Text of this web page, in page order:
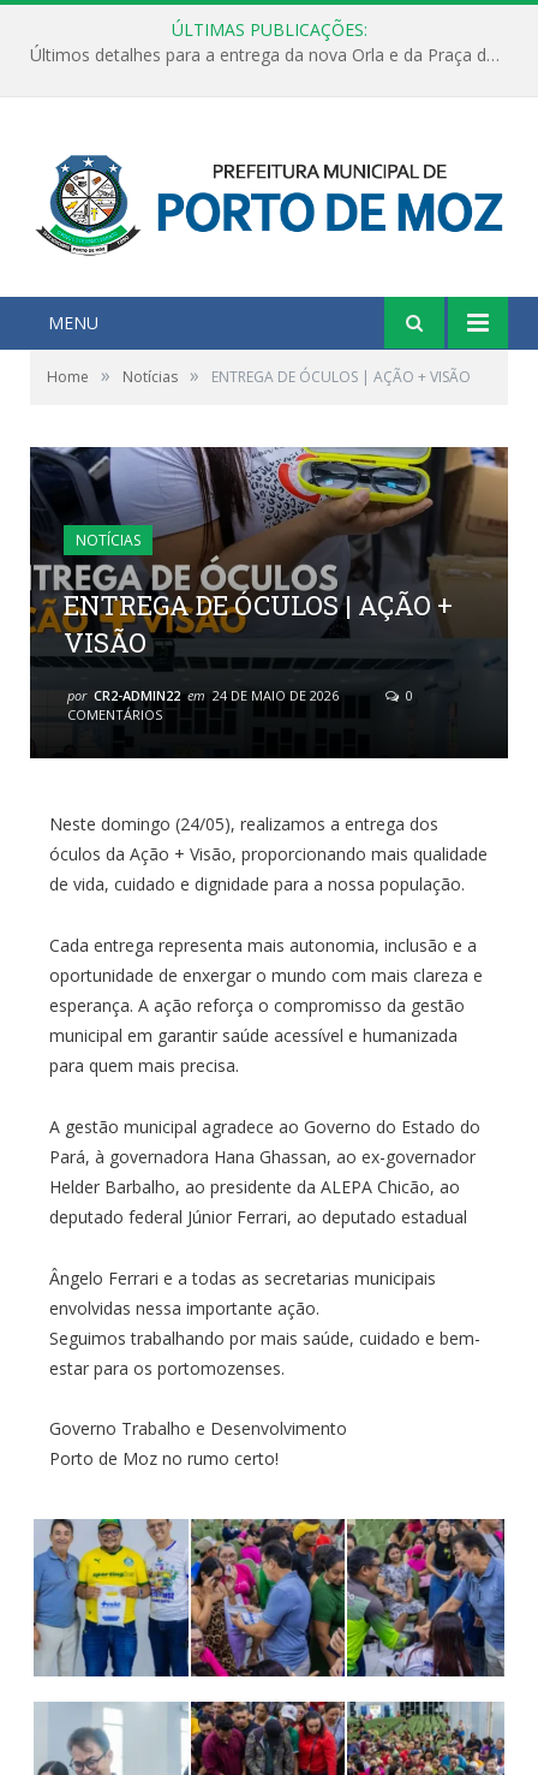
ÚLTIMAS PUBLICAÇÕES:
Últimos detalhes para a entrega da nova Orla e da Praça do Praião
MENU
Home » Notícias » ENTREGA DE ÓCULOS | AÇÃO + VISÃO
NOTÍCIAS
ENTREGA DE ÓCULOS | AÇÃO +
VISÃO
por CR2-ADMIN22 em 24 DE MAIO DE 2026
0
COMENTÁRIOS
Neste domingo (24/05), realizamos a entrega dos
óculos da Ação + Visão, proporcionando mais qualidade
de vida, cuidado e dignidade para a nossa população.
Cada entrega representa mais autonomia, inclusão e a
oportunidade de enxergar o mundo com mais clareza e
esperança. A ação reforça o compromisso da gestão
municipal em garantir saúde acessível e humanizada
para quem mais precisa.
A gestão municipal agradece ao Governo do Estado do
Pará, à governadora Hana Ghassan, ao ex-governador
Helder Barbalho, ao presidente da ALEPA Chicão, ao
deputado federal Júnior Ferrari, ao deputado estadual
Ângelo Ferrari e a todas as secretarias municipais
envolvidas nessa importante ação.
Seguimos trabalhando por mais saúde, cuidado e bem-
estar para os portomozenses.
Governo Trabalho e Desenvolvimento
Porto de Moz no rumo certo!